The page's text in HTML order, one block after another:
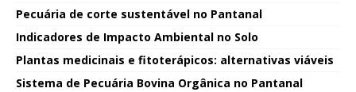
Pecuária de corte sustentável no Pantanal
Indicadores de Impacto Ambiental no Solo
Plantas medicinais e fitoterápicos: alternativas viáveis
Sistema de Pecuária Bovina Orgânica no Pantanal